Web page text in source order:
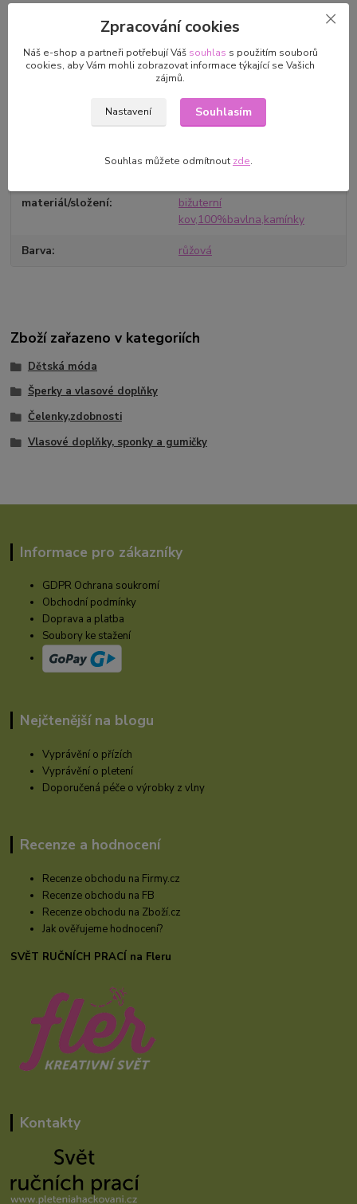
SVĚT RUČNÍCH PRACÍ Růžena
Očihov
materiál/složení
bižuterní
kov,100%bavlna,kamínky
Barva růžová
Zboží zařazeno v kategoriích
Dětská móda
Šperky a vlasové doplňky
Čelenky,zdobnosti
Vlasové doplňky, sponky a gumičky
Informace pro zákazníky
GDPR Ochrana soukromí
Obchodní podmínky
Doprava a platba
Soubory ke stažení
Nejčtenější na blogu
Vyprávění o přízích
Vyprávění o pletení
Doporučená péče o výrobky z vlny
Recenze a hodnocení
Recenze obchodu na Firmy.cz
Recenze obchodu na FB
Recenze obchodu na Zboží.cz
Jak ověřujeme hodnocení?
SVĚT RUČNÍCH PRACÍ na Fleru
Kontakty
Zpracování cookies
Náš e-shop a partneři potřebují Váš souhlas s použitím souborů
cookies, aby Vám mohli zobrazovat informace týkající se Vašich
zájmů.
Nastavení Souhlasím
Souhlas můžete odmítnout zde.